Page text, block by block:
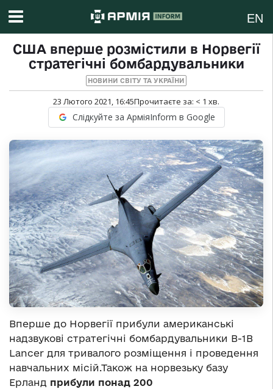
EN
США вперше розмістили в Норвегії
стратегічні бомбардувальники
НОВИНИ СВІТУ ТА УКРАЇНИ
23 Лютого 2021, 16:45Прочитаєте за: < 1 хв.
Слідкуйте за АрміяInform в Google
Вперше до Норвегії прибули американські
надзвукові стратегічні бомбардувальники В-1В
Lancer для тривалого розміщення і проведення
навчальних місій.Також на норвезьку базу
Ерланд прибули понад 200